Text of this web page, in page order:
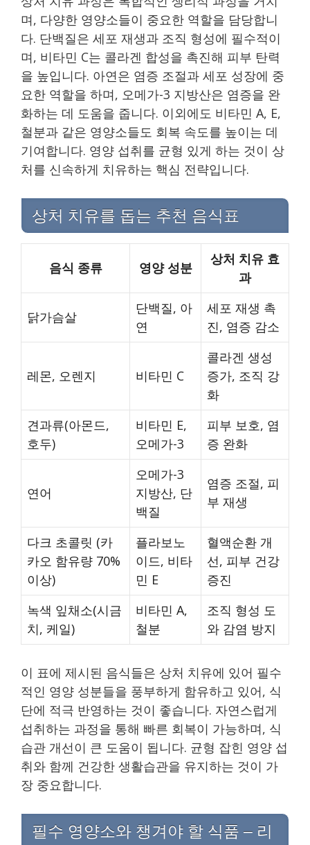
며, 다양한 영양소들이 중요한 역할을 담당합니
다. 단백질은 세포 재생과 조직 형성에 필수적이
며, 비타민 C는 콜라겐 합성을 촉진해 피부 탄력
을 높입니다. 아연은 염증 조절과 세포 성장에 중
요한 역할을 하며, 오메가-3 지방산은 염증을 완
화하는 데 도움을 줍니다. 이외에도 비타민 A, E,
철분과 같은 영양소들도 회복 속도를 높이는 데
기여합니다. 영양 섭취를 균형 있게 하는 것이 상
처를 신속하게 치유하는 핵심 전략입니다.
상처 치유를 돕는 추천 음식표
음식 종류 영양 성분
상처 치유 효
과
닭가슴살
단백질, 아
연
세포 재생 촉
진, 염증 감소
레몬, 오렌지 비타민 C
콜라겐 생성
증가, 조직 강
화
견과류(아몬드,
호두)
비타민 E,
오메가-3
피부 보호, 염
증 완화
연어
오메가-3
지방산, 단
백질
염증 조절, 피
부 재생
다크 초콜릿 (카
카오 함유량 70%
이상)
플라보노
이드, 비타
민 E
혈액순환 개
선, 피부 건강
증진
녹색 잎채소(시금
치, 케일)
비타민 A,
철분
조직 형성 도
와 감염 방지
이 표에 제시된 음식들은 상처 치유에 있어 필수
적인 영양 성분들을 풍부하게 함유하고 있어, 식
단에 적극 반영하는 것이 좋습니다. 자연스럽게
섭취하는 과정을 통해 빠른 회복이 가능하며, 식
습관 개선이 큰 도움이 됩니다. 균형 잡힌 영양 섭
취와 함께 건강한 생활습관을 유지하는 것이 가
장 중요합니다.
필수 영양소와 챙겨야 할 식품 – 리